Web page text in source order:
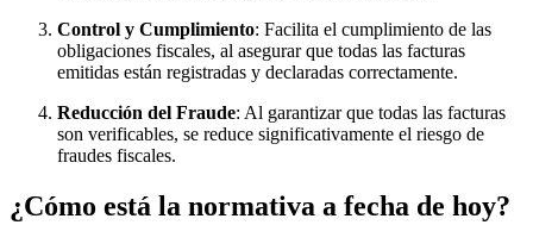
Control y Cumplimiento: Facilita el cumplimiento de las
obligaciones fiscales, al asegurar que todas las facturas
emitidas están registradas y declaradas correctamente.
Reducción del Fraude: Al garantizar que todas las facturas
son verificables, se reduce significativamente el riesgo de
fraudes fiscales.
¿Cómo está la normativa a fecha de hoy?